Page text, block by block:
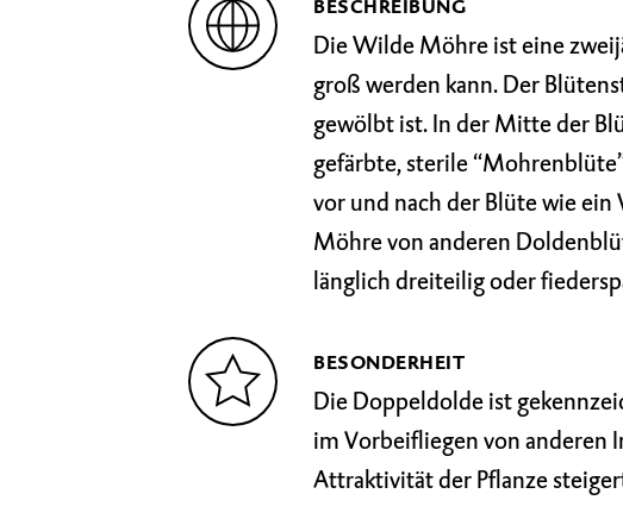
BESCHREIBUNG
Die Wilde Möhre ist eine
groß werden kann. Der
gewölbt ist. In der Mitte der
gefärbte, sterile
vor und nach der Blüte wie
Möhre von anderen
länglich dreiteilig oder
BESONDERHEIT
Die Doppeldolde ist
im Vorbeifliegen von anderen
Attraktivität der Pflanze